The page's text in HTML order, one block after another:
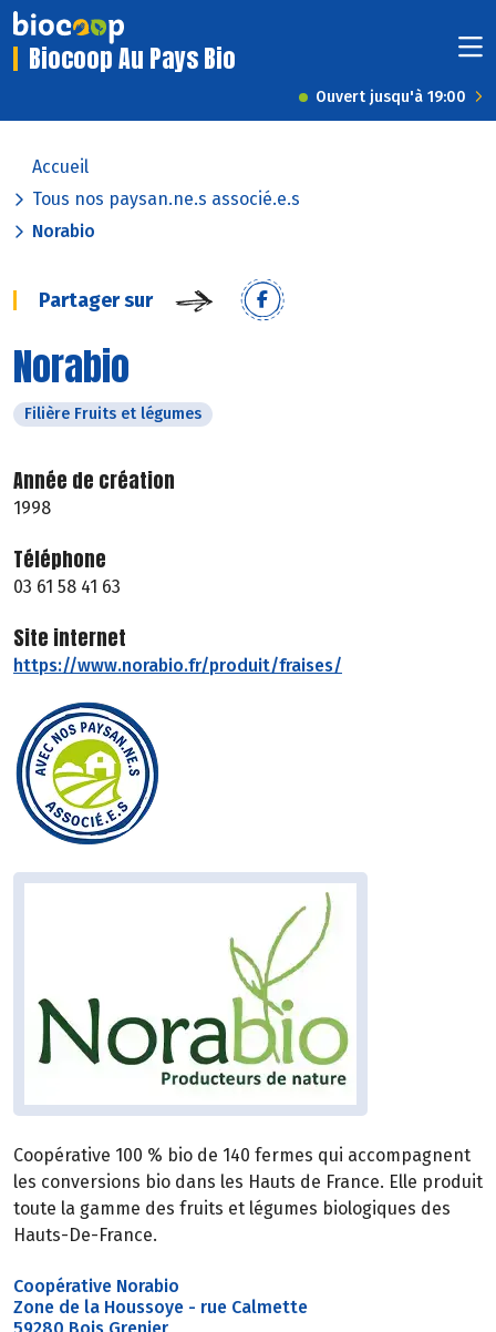
Biocoop Au Pays Bio
Ouvert jusqu'à 19:00
Accueil
Tous nos paysan.ne.s associé.e.s
Norabio
Partager sur
Norabio
Filière Fruits et légumes
Année de création
1998
Téléphone
03 61 58 41 63
Site internet
https://www.norabio.fr/produit/fraises/
Coopérative 100 % bio de 140 fermes qui accompagnent
les conversions bio dans les Hauts de France. Elle produit
toute la gamme des fruits et légumes biologiques des
Hauts-De-France.
Coopérative Norabio
Zone de la Houssoye - rue Calmette